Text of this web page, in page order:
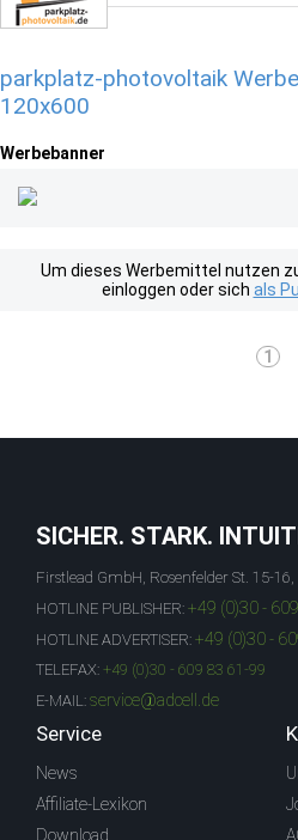
parkplatz-photovoltaik
120x600
Werbebanner
Um dieses Werbemittel nutzen
einloggen oder sich als
1
SICHER. STARK.
Firstlead GmbH, Rosenfelder St. 15-
HOTLINE PUBLISHER: +49 (0)30 -
HOTLINE ADVERTISER: +49 (0)30 -
TELEFAX: +49 (0)30 - 609 83 61-99
E-MAIL: service@adcell.de
Service
News
Affiliate-Lexikon
Download